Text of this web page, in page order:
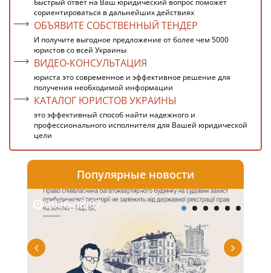
Быстрый ответ на Ваш юридический вопрос поможет
сориентироваться в дальнейших действиях
ОБЪЯВИТЕ СОБСТВЕННЫЙ ТЕНДЕР
И получите выгодное предложение от более чем 5000
юристов со всей Украины
ВИДЕО-КОНСУЛЬТАЦИЯ
юриста это современное и эффективное решение для
получения необходимой информации
КАТАЛОГ ЮРИСТОВ УКРАИНЫ
это эффективный способ найти надежного и
профессионального исполнителя для Вашей юридической
цели
Популярные новости
2026-08-07